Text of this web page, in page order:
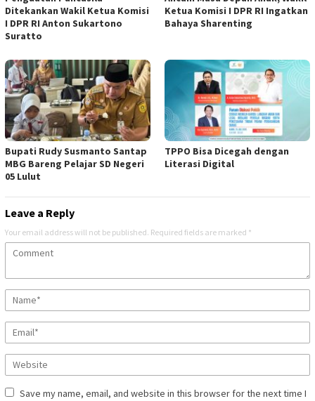
Ditekankan Wakil Ketua Komisi
I DPR RI Anton Sukartono
Suratto
Ketua Komisi I DPR RI Ingatkan
Bahaya Sharenting
Bupati Rudy Susmanto Santap
MBG Bareng Pelajar SD Negeri
05 Lulut
TPPO Bisa Dicegah dengan
Literasi Digital
Leave a Reply
Your email address will not be published. Required fields are marked *
Save my name, email, and website in this browser for the next time I